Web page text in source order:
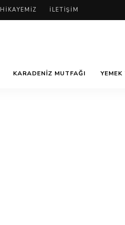
HIKAYEMIZ İLETIŞIM
KARADENIZ MUTFAĞI